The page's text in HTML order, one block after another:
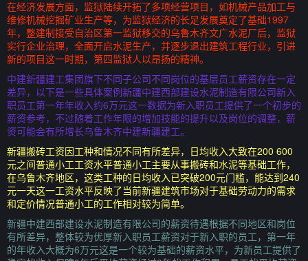
在经济发展方面，监狱陆续开拓了多项经营项目，如机械产品加工与
维修机械挖掘矿业生产等，为监狱经济的长足发展奠定了基础1997
年，整建制接受自治区第一监狱移交的乌鲁木齐文广水泥厂后，监狱
实行企业治理，全面开启水泥生产，并逐步退出建筑工程行业，引进
新的项目这一时期，第四监狱人以昂扬的精神。
中建新疆建工集团旗下不同子公司不同岗位的基层员工薪资存在一定
差异，以下是一些具体案例新疆中建西部建设水泥制造有限公司新入
职员工第一年年收入约6万元这一数据为新入职员工提供了一个初步的
薪资参考，不过随着工作年限的增加技能的提升以及岗位的调整，薪
资可能会有所增长乌鲁木齐中建新疆建工。
新疆搬砖工资因工种和情况不同有所差异，日均收入大致在200 600
元之间普通小工工资水平普通小工主要从事搬砖和水泥等基础工作，
在乌鲁木齐地区，这类工种的日均收入已突破200元门槛，能达到240
元一天这一工资水平反映了当前新疆建筑市场对于基础劳动力的需求
和定价情况普通小工的工作相对较为简单。
新疆中建西部建设水泥制造有限公司的薪资待遇根据不同地区和岗位
有所差异，整体较为优厚新入职员工薪资对于新入职的员工，第一年
的年收入大概为6万元这是一个较为基础的薪资水平，为新员工提供了